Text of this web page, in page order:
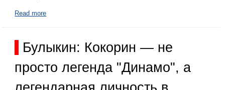
Read more
Булыкин: Кокорин — не
просто легенда "Динамо", а